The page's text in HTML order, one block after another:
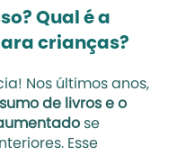
Qual é a
crianças?
Nos últimos anos,
de livros e o
se
Esse